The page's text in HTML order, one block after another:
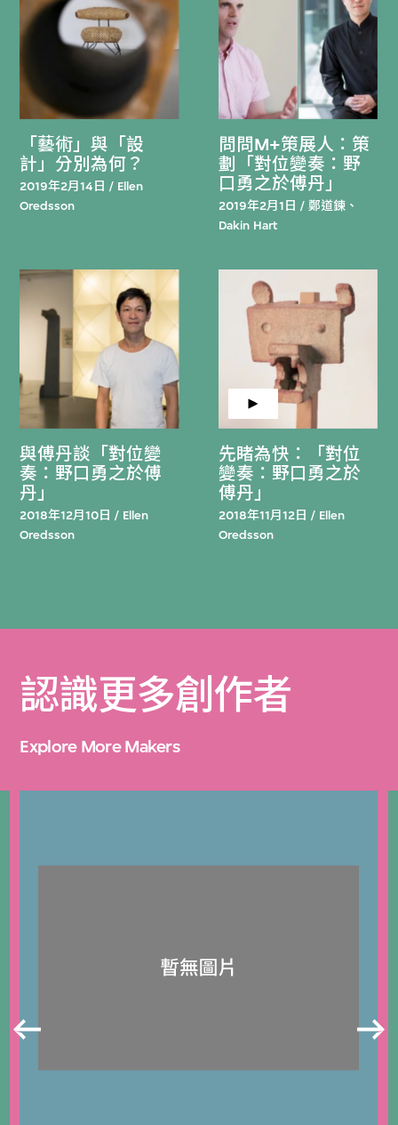
「藝術」與「設
計」分別為何？
2019年2月14日 / Ellen
Oredsson
問問M+策展人：策
劃「對位變奏：野
口勇之於傅丹」
2019年2月1日 / 鄭道鍊、
Dakin Hart
與傅丹談「對位變
奏：野口勇之於傅
丹」
2018年12月10日 / Ellen
Oredsson
先睹為快：「對位
變奏：野口勇之於
傅丹」
2018年11月12日 / Ellen
Oredsson
認識更多創作者
Explore More Makers